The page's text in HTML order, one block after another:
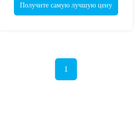
Получите самую лучшую цену
1